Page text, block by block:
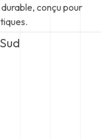
conçu pour